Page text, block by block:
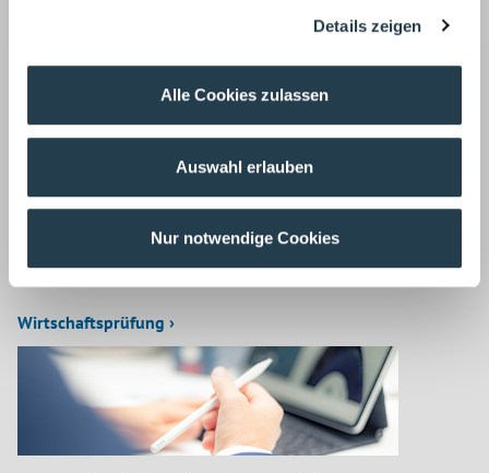
Details zeigen
Alle Cookies zulassen
Auswahl erlauben
Nur notwendige Cookies
Korrespondenz mit:
Zurück
Auf dem neuesten Stand
Unsere Mitarbeiter befassen sich für unsere Mandanten
laufend mit aktuellen Themen aus
Wirtschaftsprüfung ›